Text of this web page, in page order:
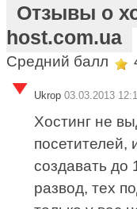
Отзывы о
host.com.ua
Средний балл
Ukrop 03.03.2013
Хостинг не
создавать
развод, тех